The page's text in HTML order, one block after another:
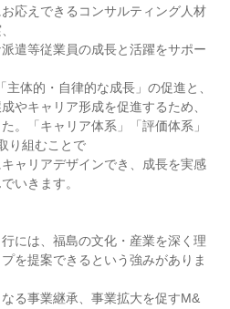
応えできるコンサルティング人材
遣等従業員の成長と活躍をサポー
体的・自律的な成長」の促進と、
やキャリア形成を促進するため、
。「キャリア体系」「評価体系」
り組むことで
ャリアデザインでき、成長を実感
いきます。
には、福島の文化・産業を深く理
を提案できるという強みがありま
る事業継承、事業拡大を促すM&